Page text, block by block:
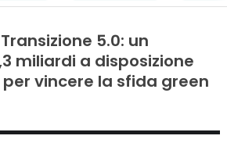
5.0: un
miliardi a disposizione
vincere la sfida green